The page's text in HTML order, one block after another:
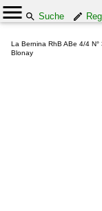
Suche
La Bernina RhB ABe 4/4
Blonay